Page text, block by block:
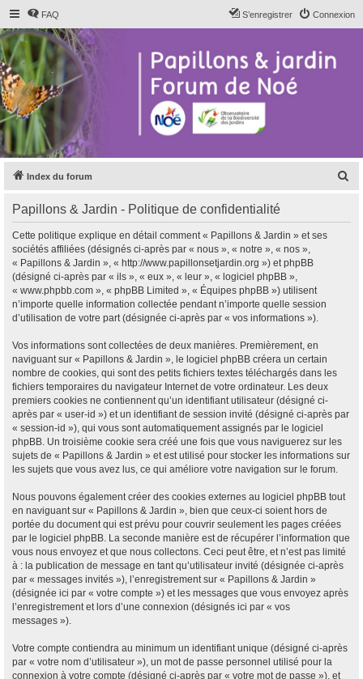
FAQ Connexion
S’enregistrer
Index du forum
Papillons & Jardin - Politique de confidentialité
Cette politique explique en détail comment « Papillons & Jardin » et ses
sociétés affiliées (désignés ci-après par « nous », « notre », « nos »,
« Papillons & Jardin », « http://www.papillonsetjardin.org ») et phpBB
(désigné ci-après par « ils », « eux », « leur », « logiciel phpBB »,
« www.phpbb.com », « phpBB Limited », « Équipes phpBB ») utilisent
n’importe quelle information collectée pendant n’importe quelle session
d’utilisation de votre part (désignée ci-après par « vos informations »).
Vos informations sont collectées de deux manières. Premièrement, en
naviguant sur « Papillons & Jardin », le logiciel phpBB créera un certain
nombre de cookies, qui sont des petits fichiers textes téléchargés dans les
fichiers temporaires du navigateur Internet de votre ordinateur. Les deux
premiers cookies ne contiennent qu’un identifiant utilisateur (désigné ci-
après par « user-id ») et un identifiant de session invité (désigné ci-après par
« session-id »), qui vous sont automatiquement assignés par le logiciel
phpBB. Un troisième cookie sera créé une fois que vous naviguerez sur les
sujets de « Papillons & Jardin » et est utilisé pour stocker les informations sur
les sujets que vous avez lus, ce qui améliore votre navigation sur le forum.
Nous pouvons également créer des cookies externes au logiciel phpBB tout
en naviguant sur « Papillons & Jardin », bien que ceux-ci soient hors de
portée du document qui est prévu pour couvrir seulement les pages créées
par le logiciel phpBB. La seconde manière est de récupérer l’information que
vous nous envoyez et que nous collectons. Ceci peut être, et n’est pas limité
à : la publication de message en tant qu’utilisateur invité (désignée ci-après
par « messages invités »), l’enregistrement sur « Papillons & Jardin »
(désignée ici par « votre compte ») et les messages que vous envoyez après
l’enregistrement et lors d’une connexion (désignés ici par « vos
messages »).
Votre compte contiendra au minimum un identifiant unique (désigné ci-après
par « votre nom d’utilisateur »), un mot de passe personnel utilisé pour la
connexion à votre compte (désigné ci-après par « votre mot de passe »), et